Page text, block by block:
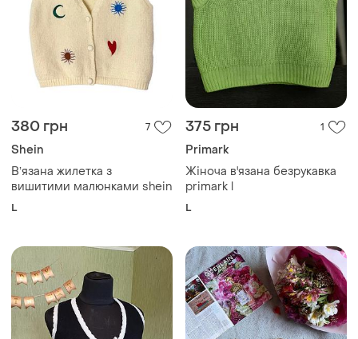
380 грн 7
Shein
Вʼязана жилетка з
вишитими малюнками shein
L
375 грн 1
Primark
Жіноча в'язана безрукавка
primark l
L